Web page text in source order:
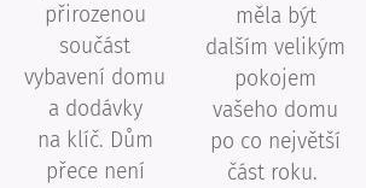
přirozenou
součást
vybavení domu
a dodávky
na klíč. Dům
přece není
měla být
dalším velikým
pokojem
vašeho domu
po co největší
část roku.